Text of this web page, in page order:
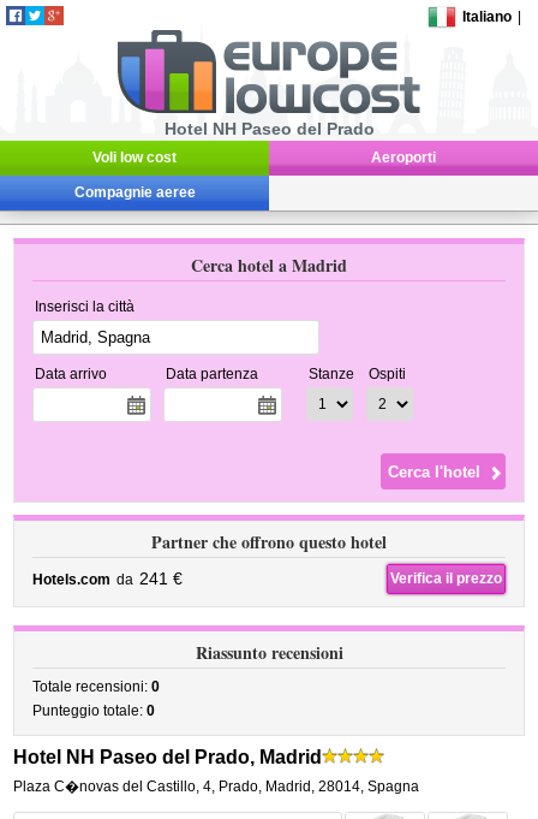
Italiano
Hotel NH Paseo del Prado
Voli low cost Aeroporti
Compagnie aeree
Cerca hotel a Madrid
Inserisci la città
Data arrivo Data partenza Stanze Ospiti
Partner che offrono questo hotel
Hotels.com da 241 € Verifica il prezzo
Riassunto recensioni
Totale recensioni:0
Punteggio totale:0
Hotel NH Paseo del Prado, Madrid
Plaza C�novas del Castillo, 4, Prado, Madrid ,28014, Spagna